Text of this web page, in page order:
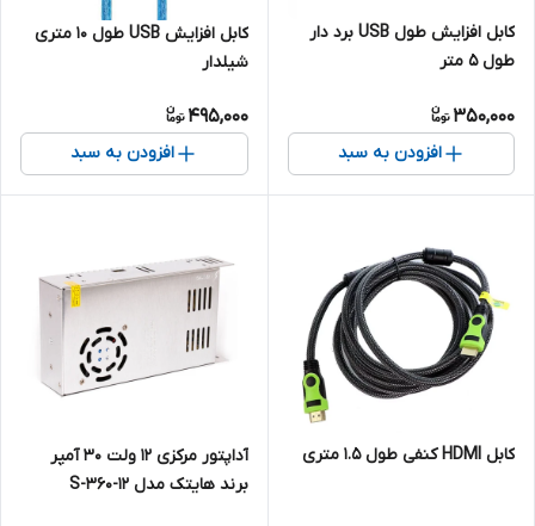
کابل افزایش طول USB برد دار
طول 5 متر
350,000
افزودن به سبد
کابل افزایش USB طول 10 متری
شیلدار
495,000
افزودن به سبد
کابل HDMI کنفی طول 1.5 متری
آداپتور مرکزی 12 ولت 30 آمپر
برند هایتک مدل 12-S-360